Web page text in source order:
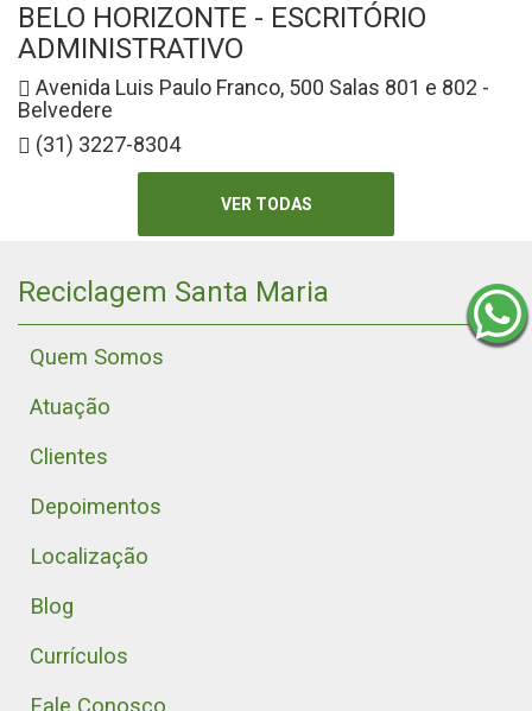
BELO HORIZONTE - ESCRITÓRIO
ADMINISTRATIVO
Avenida Luis Paulo Franco, 500 Salas 801 e 802 -
Belvedere
(31) 3227-8304
VER TODAS
Reciclagem Santa Maria
Quem Somos
Atuação
Clientes
Depoimentos
Localização
Blog
Currículos